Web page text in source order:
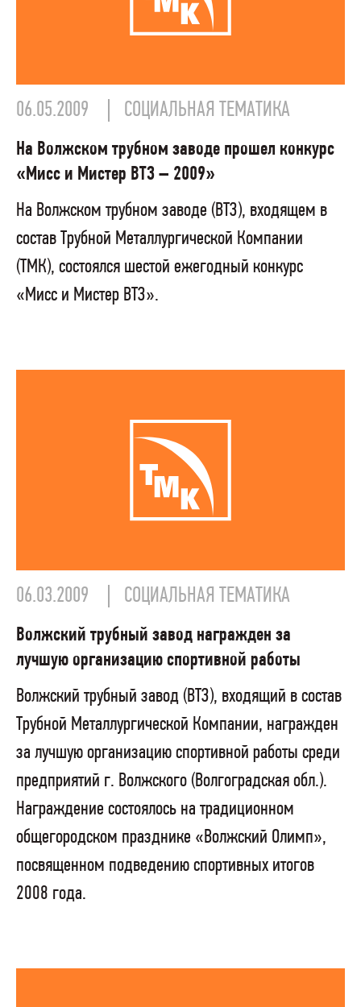
06.05.2009 СОЦИАЛЬНАЯ ТЕМАТИКА
На Волжском трубном заводе прошел конкурс
«Мисс и Мистер ВТЗ – 2009»
На Волжском трубном заводе (ВТЗ), входящем в
состав Трубной Металлургической Компании
(ТМК), состоялся шестой ежегодный конкурс
«Мисс и Мистер ВТЗ».
06.03.2009 СОЦИАЛЬНАЯ ТЕМАТИКА
Волжский трубный завод награжден за
лучшую организацию спортивной работы
Волжский трубный завод (ВТЗ), входящий в состав
Трубной Металлургической Компании, награжден
за лучшую организацию спортивной работы среди
предприятий г. Волжского (Волгоградская обл.).
Награждение состоялось на традиционном
общегородском празднике «Волжский Олимп»,
посвященном подведению спортивных итогов
2008 года.